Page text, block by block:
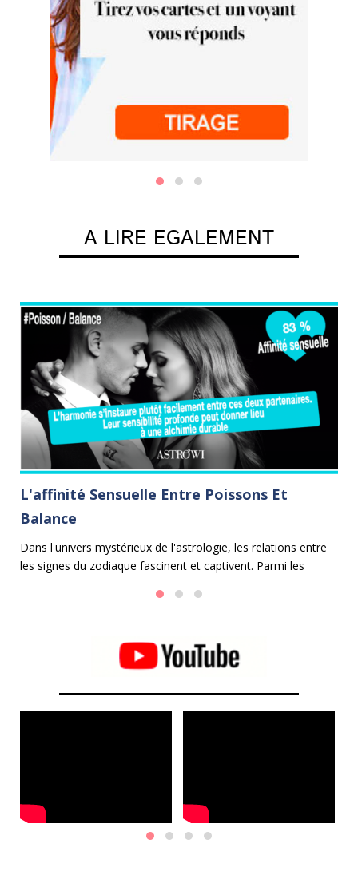
A LIRE EGALEMENT
L'affinité Sensuelle Entre Poissons Et
Balance
Dans l'univers mystérieux de l'astrologie, les relations entre
les signes du zodiaque fascinent et captivent. Parmi les